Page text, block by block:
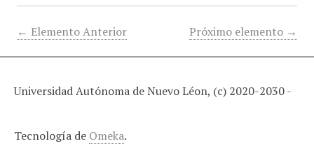
← Elemento Anterior Próximo elemento →
Universidad Autónoma de Nuevo Léon, (c) 2020-2030 -
Tecnología de Omeka.